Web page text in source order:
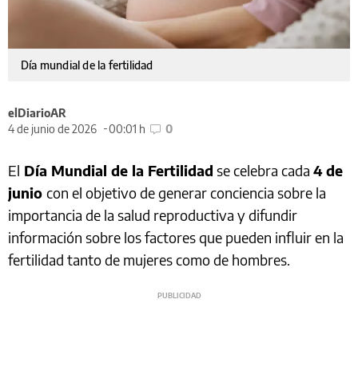
Día mundial de la fertilidad
elDiarioAR
4 de junio de 2026
00:01 h 0
El Día Mundial de la Fertilidad se celebra cada 4 de
junio con el objetivo de generar conciencia sobre la
importancia de la salud reproductiva y difundir
información sobre los factores que pueden influir en la
fertilidad tanto de mujeres como de hombres.